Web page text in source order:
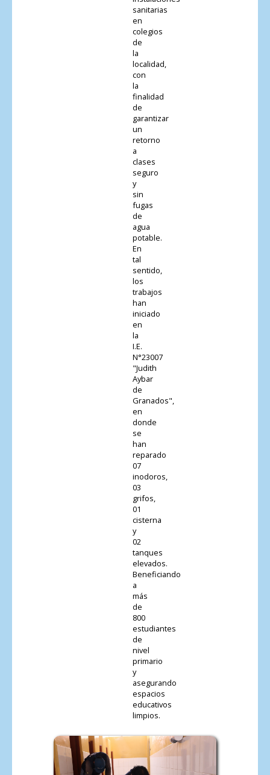
sanitarias
en
colegios
de
la
localidad,
con
la
finalidad
de
garantizar
un
retorno
a
clases
seguro
y
sin
fugas
de
agua
potable.
En
tal
sentido,
los
trabajos
han
iniciado
en
la
I.E.
N°23007
"Judith
Aybar
de
Granados",
en
donde
se
han
reparado
07
inodoros,
03
grifos,
01
cisterna
y
02
tanques
elevados.
Beneficiando
a
más
de
800
estudiantes
de
nivel
primario
y
asegurando
espacios
educativos
limpios.